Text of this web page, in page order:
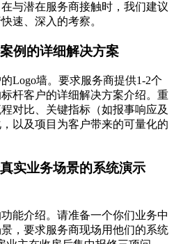
与潜在服务商接触时，我们建议
速、深入的考察。
例的详细解决方案
Logo墙。要求服务商提供1-2个
杆客户的详细解决方案介绍。重
对比、关键指标（如报事响应及
以及项目为客户带来的可量化的
实业务场景的系统演示
能介绍。请准备一个你们业务中
，要求服务商现场用他们的系统